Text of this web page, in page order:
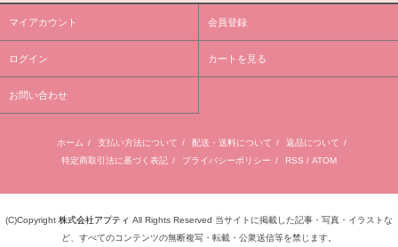
マイアカウント 会員登録
ログイン カートを見る
お問い合わせ
ホーム / 支払い方法について / 配送・送料について / 返品について /
特定商取引法に基づく表記 / プライバシーポリシー / RSS / ATOM
(C)Copyright 株式会社アプティ All Rights Reserved 当サイトに掲載した記事・写真・イラストな
ど、すべてのコンテンツの無断複写・転載・公衆送信等を禁じます。